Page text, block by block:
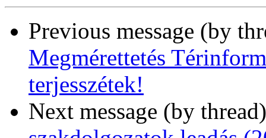
Previous message (by
Megmérettetés
terjesszétek!
Next message (by